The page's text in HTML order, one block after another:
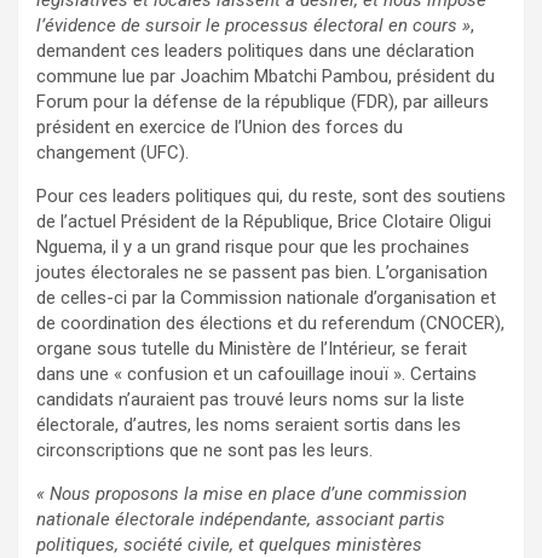
l’évidence de sursoir le processus électoral en cours »,
demandent ces leaders politiques dans une déclaration
commune lue par Joachim Mbatchi Pambou, président du
Forum pour la défense de la république (FDR), par ailleurs
président en exercice de l’Union des forces du
changement (UFC).
Pour ces leaders politiques qui, du reste, sont des soutiens
de l’actuel Président de la République, Brice Clotaire Oligui
Nguema, il y a un grand risque pour que les prochaines
joutes électorales ne se passent pas bien. L’organisation
de celles-ci par la Commission nationale d’organisation et
de coordination des élections et du referendum (CNOCER),
organe sous tutelle du Ministère de l’Intérieur, se ferait
dans une « confusion et un cafouillage inouï ». Certains
candidats n’auraient pas trouvé leurs noms sur la liste
électorale, d’autres, les noms seraient sortis dans les
circonscriptions que ne sont pas les leurs.
« Nous proposons la mise en place d’une commission
nationale électorale indépendante, associant partis
politiques, société civile, et quelques ministères